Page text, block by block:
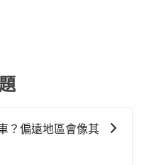
？偏遠地區會像其